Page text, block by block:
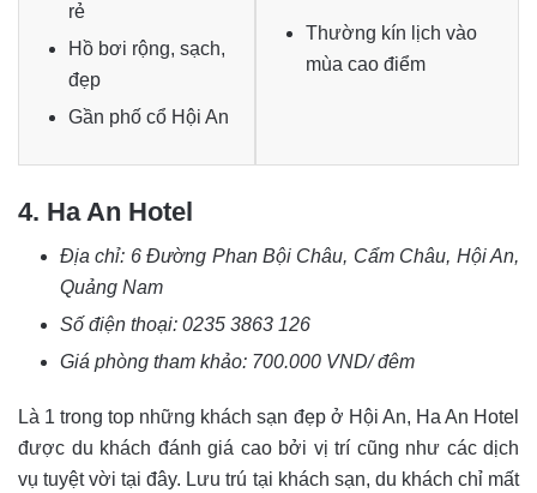
rẻ
Hồ bơi rộng, sạch,
đẹp
Gần phố cổ Hội An
Thường kín lịch vào
mùa cao điểm
4. Ha An Hotel
Địa chỉ: 6 Đường Phan Bội Châu, Cẩm Châu, Hội An,
Quảng Nam
Số điện thoại: 0235 3863 126
Giá phòng tham khảo: 700.000 VND/ đêm
Là 1 trong top những khách sạn đẹp ở Hội An, Ha An Hotel
được du khách đánh giá cao bởi vị trí cũng như các dịch
vụ tuyệt vời tại đây. Lưu trú tại khách sạn, du khách chỉ mất